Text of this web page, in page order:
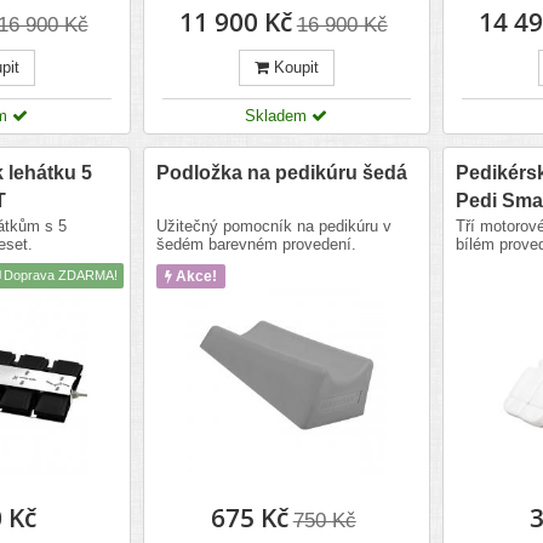
900 Kč 11 900 Kč 16 900 Kč
Koupit
Skladem
14
lehátku 5
s 5
Kč
Doprava ZDARMA!
Podložka na pedikúru šedá
Užitečný pomocník na pedikúru v
šedém barevném provedení.
Akce!
675 Kč 750 Kč
Pedi
Tří
bílém